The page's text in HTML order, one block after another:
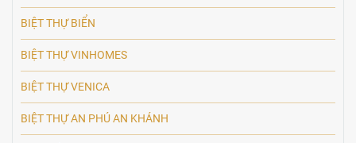
BIỆT THỰ BIỂN
BIỆT THỰ VINHOMES
BIỆT THỰ VENICA
BIỆT THỰ AN PHÚ AN KHÁNH